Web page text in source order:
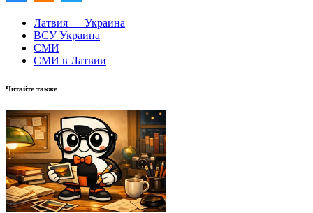
Латвия — Украина
ВСУ Украина
СМИ
СМИ в Латвии
Читайте также